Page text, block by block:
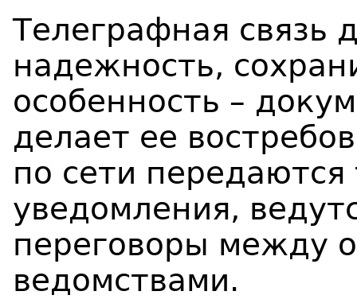
Телеграфная связь
надежность,
особенность –
делает ее
по сети
уведомления,
переговоры между
ведомствами.